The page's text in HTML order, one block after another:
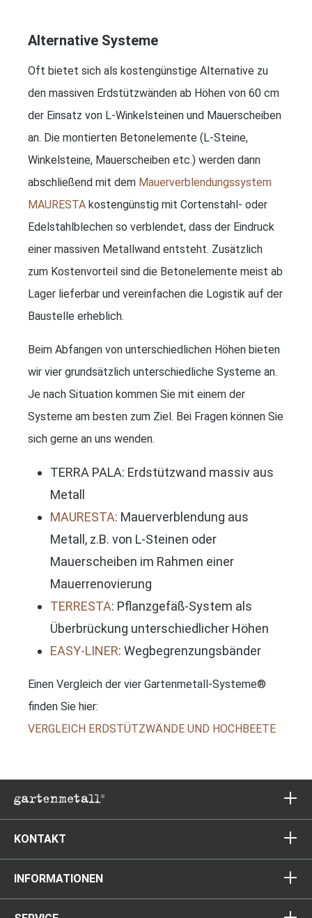
Alternative Systeme
Oft bietet sich als kostengünstige Alternative zu
den massiven Erdstützwänden ab Höhen von 60 cm
der Einsatz von L-Winkelsteinen und Mauerscheiben
an. Die montierten Betonelemente (L-Steine,
Winkelsteine, Mauerscheiben etc.) werden dann
abschließend mit dem Mauerverblendungssystem
MAURESTA kostengünstig mit Cortenstahl- oder
Edelstahlblechen so verblendet, dass der Eindruck
einer massiven Metallwand entsteht. Zusätzlich
zum Kostenvorteil sind die Betonelemente meist ab
Lager lieferbar und vereinfachen die Logistik auf der
Baustelle erheblich.
Beim Abfangen von unterschiedlichen Höhen bieten
wir vier grundsätzlich unterschiedliche Systeme an.
Je nach Situation kommen Sie mit einem der
Systeme am besten zum Ziel. Bei Fragen können Sie
sich gerne an uns wenden.
TERRA PALA: Erdstützwand massiv aus
Metall
MAURESTA: Mauerverblendung aus
Metall, z.B. von L-Steinen oder
Mauerscheiben im Rahmen einer
Mauerrenovierung
TERRESTA: Pflanzgefäß-System als
Überbrückung unterschiedlicher Höhen
EASY-LINER: Wegbegrenzungsbänder
Einen Vergleich der vier Gartenmetall-Systeme®
finden Sie hier:
VERGLEICH ERDSTÜTZWÄNDE UND HOCHBEETE
KONTAKT
INFORMATIONEN